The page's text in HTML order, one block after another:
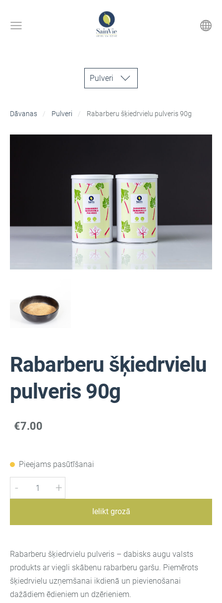
Pulveri
Dāvanas Pulveri Rabarberu šķiedrvielu pulveris 90g
Rabarberu šķiedrvielu
pulveris 90g
€7.00
Pieejams pasūtīšanai
- +
Ielikt grozā
Rabarberu šķiedrvielu pulveris – dabisks augu valsts
produkts ar viegli skābenu rabarberu garšu. Piemērots
šķiedrvielu uzņemšanai ikdienā un pievienošanai
dažādiem ēdieniem un dzērieniem.